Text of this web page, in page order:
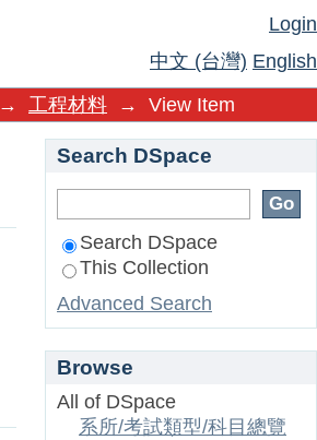
Login
中文 (台灣) English
→ 工程材料 → View Item
Search DSpace
Search DSpace
This Collection
Advanced Search
Browse
All of DSpace
系所/考試類型/科目總覽